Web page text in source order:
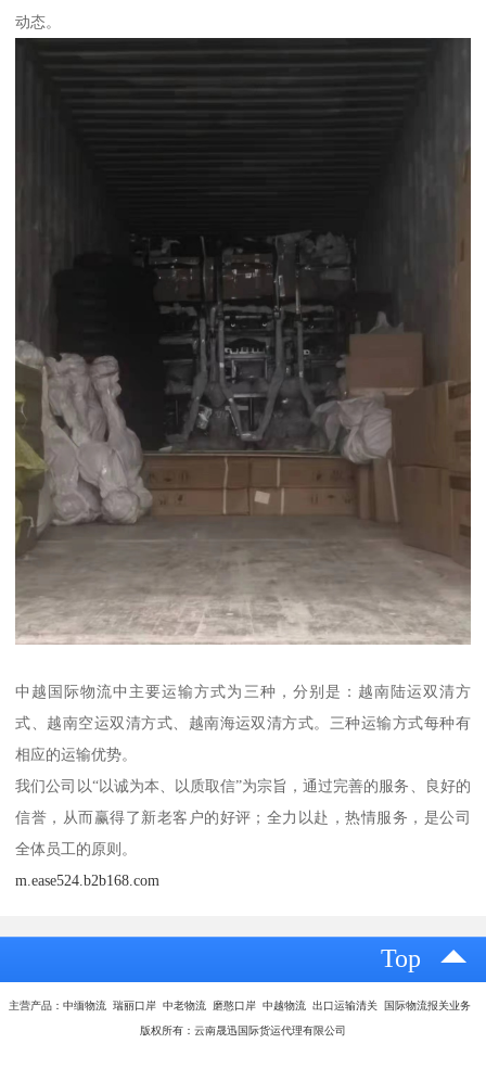
动态。
中越国际物流中主要运输方式为三种，分别是：越南陆运双清方
式、越南空运双清方式、越南海运双清方式。三种运输方式每种有
相应的运输优势。
我们公司以“以诚为本、以质取信”为宗旨，通过完善的服务、良好的
信誉，从而赢得了新老客户的好评；全力以赴，热情服务，是公司
全体员工的原则。
m.ease524.b2b168.com
Top
主营产品：中缅物流 瑞丽口岸 中老物流 磨憨口岸 中越物流 出口运输清关 国际物流报关业务
版权所有：云南晟迅国际货运代理有限公司